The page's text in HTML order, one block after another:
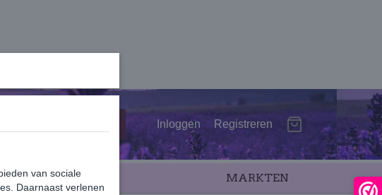
Inloggen Registreren
MARKTEN
SALE
van sociale
Daarnaast verlenen